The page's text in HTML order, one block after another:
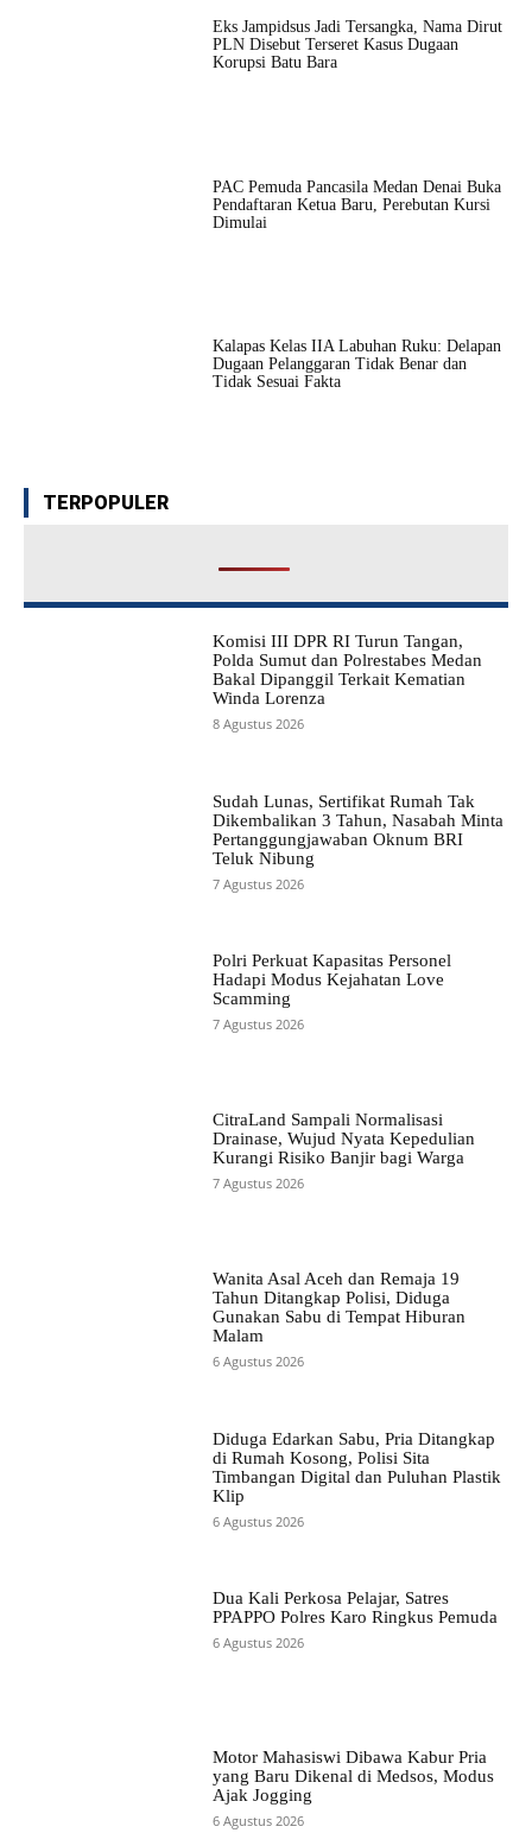
Eks Jampidsus Jadi Tersangka, Nama Dirut
PLN Disebut Terseret Kasus Dugaan
Korupsi Batu Bara
PAC Pemuda Pancasila Medan Denai Buka
Pendaftaran Ketua Baru, Perebutan Kursi
Dimulai
Kalapas Kelas IIA Labuhan Ruku: Delapan
Dugaan Pelanggaran Tidak Benar dan
Tidak Sesuai Fakta
TERPOPULER
Komisi III DPR RI Turun Tangan,
Polda Sumut dan Polrestabes Medan
Bakal Dipanggil Terkait Kematian
Winda Lorenza
8 Agustus 2026
Sudah Lunas, Sertifikat Rumah Tak
Dikembalikan 3 Tahun, Nasabah Minta
Pertanggungjawaban Oknum BRI
Teluk Nibung
7 Agustus 2026
Polri Perkuat Kapasitas Personel
Hadapi Modus Kejahatan Love
Scamming
7 Agustus 2026
CitraLand Sampali Normalisasi
Drainase, Wujud Nyata Kepedulian
Kurangi Risiko Banjir bagi Warga
7 Agustus 2026
Wanita Asal Aceh dan Remaja 19
Tahun Ditangkap Polisi, Diduga
Gunakan Sabu di Tempat Hiburan
Malam
6 Agustus 2026
Diduga Edarkan Sabu, Pria Ditangkap
di Rumah Kosong, Polisi Sita
Timbangan Digital dan Puluhan Plastik
Klip
6 Agustus 2026
Dua Kali Perkosa Pelajar, Satres
PPAPPO Polres Karo Ringkus Pemuda
6 Agustus 2026
Motor Mahasiswi Dibawa Kabur Pria
yang Baru Dikenal di Medsos, Modus
Ajak Jogging
6 Agustus 2026